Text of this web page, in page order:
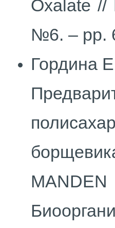
Oxalate //
№6. – pp.
Гордина